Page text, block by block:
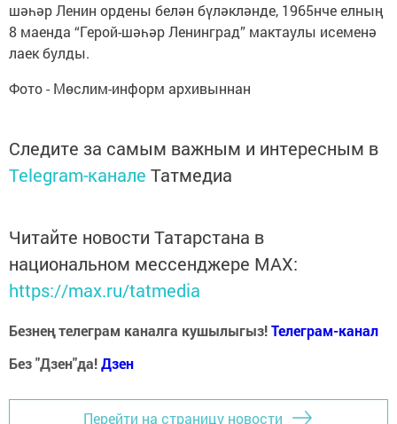
шәһәр Ленин ордены белән бүләкләнде, 1965нче елның
8 маенда “Герой-шәһәр Ленинград” мактаулы исеменә
лаек булды.
Фото - Мөслим-информ архивыннан
Следите за самым важным и интересным в
Telegram-канале Татмедиа
Читайте новости Татарстана в
национальном мессенджере MАХ:
https://max.ru/tatmedia
Безнең телеграм каналга кушылыгыз!Телеграм-канал
Без "Дзен"да!Дзен
Перейти на страницу новости